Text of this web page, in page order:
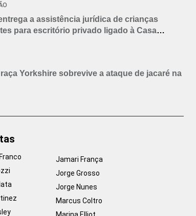
a assistência jurídica de crianças
para escritório privado ligado à Casa
Yorkshire sobrevive a ataque de jacaré na
Jamari França
Jorge Grosso
Jorge Nunes
Marcus Coltro